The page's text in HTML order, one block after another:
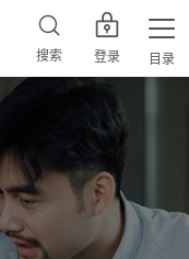
搜索 登录 目录